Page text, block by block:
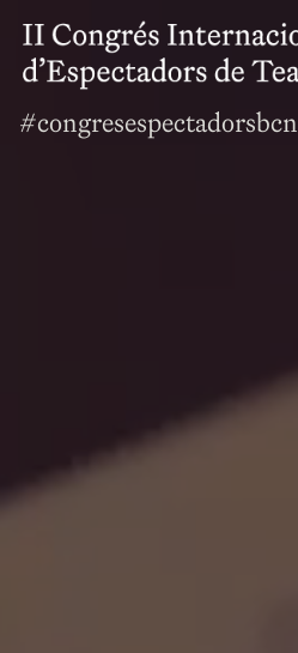
#congresespectadorsbcn